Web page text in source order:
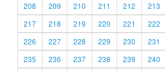
208
209 210 211 212 213
217
218 219 220 221 222
226
227 228 229 230 231
235
236 237 238 239 240